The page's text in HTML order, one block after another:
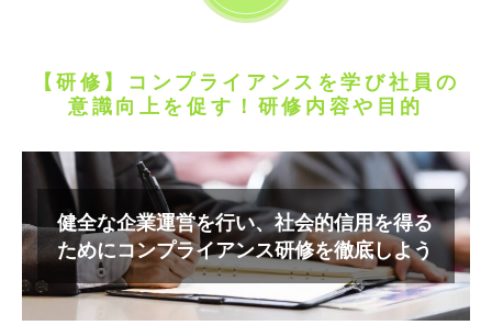
【研修】コンプライアンスを学び社員の
意識向上を促す！研修内容や目的
健全な企業運営を行い、社会的信用を得る
ためにコンプライアンス研修を徹底しよう